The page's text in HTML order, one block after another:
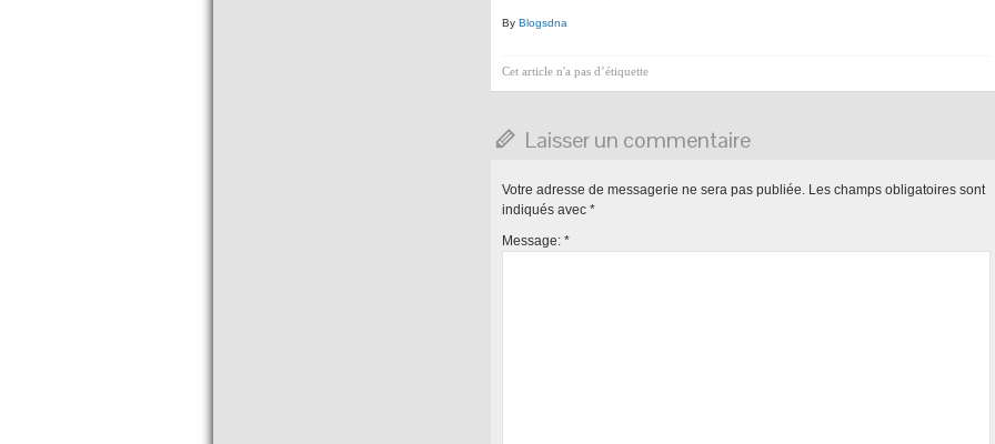
By Blogsdna
Cet article n'a pas d’étiquette
Laisser un commentaire
Votre adresse de messagerie ne sera pas publiée. Les champs obligatoires sont
indiqués avec *
Message: *